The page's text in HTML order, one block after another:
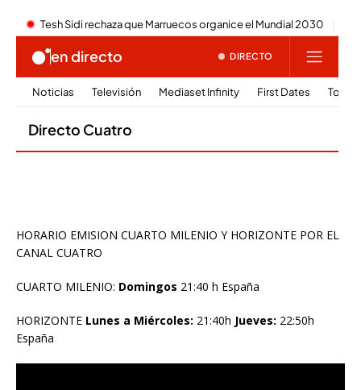
HORARIO EMISION CUARTO MILENIO Y HORIZONTE POR EL
CANAL CUATRO
CUARTO MILENIO: Domingos 21:40 h España
HORIZONTE Lunes a Miércoles: 21:40h Jueves: 22:50h
España